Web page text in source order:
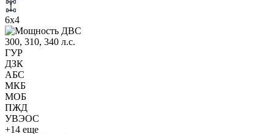
6х4
300, 310, 340 л.с.
ГУР
ДЗК
АБС
МКБ
МОБ
ПЖД
УВЭОС
+14 еще